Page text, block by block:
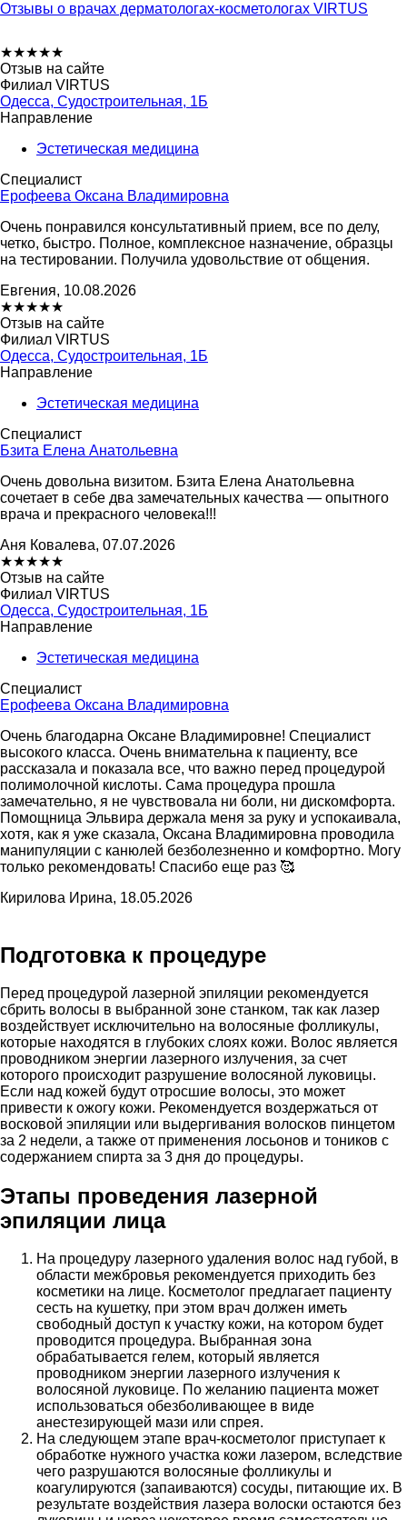
Отзывы о врачах дерматологах-косметологах VIRTUS
★★★★★
Отзыв на сайте
Филиал VIRTUS
Одесса, Судостроительная, 1Б
Направление
Эстетическая медицина
Специалист
Ерофеева Оксана Владимировна
Очень понравился консультативный прием, все по делу,
четко, быстро. Полное, комплексное назначение, образцы
на тестировании. Получила удовольствие от общения.
Евгения, 10.08.2026
★★★★★
Отзыв на сайте
Филиал VIRTUS
Одесса, Судостроительная, 1Б
Направление
Эстетическая медицина
Специалист
Бзита Елена Анатольевна
Очень довольна визитом. Бзита Елена Анатольевна
сочетает в себе два замечательных качества — опытного
врача и прекрасного человека!!!
Аня Ковалева, 07.07.2026
★★★★★
Отзыв на сайте
Филиал VIRTUS
Одесса, Судостроительная, 1Б
Направление
Эстетическая медицина
Специалист
Ерофеева Оксана Владимировна
Очень благодарна Оксане Владимировне! Специалист
высокого класса. Очень внимательна к пациенту, все
рассказала и показала все, что важно перед процедурой
полимолочной кислоты. Сама процедура прошла
замечательно, я не чувствовала ни боли, ни дискомфорта.
Помощница Эльвира держала меня за руку и успокаивала,
хотя, как я уже сказала, Оксана Владимировна проводила
манипуляции с канюлей безболезненно и комфортно. Могу
только рекомендовать! Спасибо еще раз 🥰
Кирилова Ирина, 18.05.2026
Подготовка к процедуре
Перед процедурой лазерной эпиляции рекомендуется
сбрить волосы в выбранной зоне станком, так как лазер
воздействует исключительно на волосяные фолликулы,
которые находятся в глубоких слоях кожи. Волос является
проводником энергии лазерного излучения, за счет
которого происходит разрушение волосяной луковицы.
Если над кожей будут отросшие волосы, это может
привести к ожогу кожи. Рекомендуется воздержаться от
восковой эпиляции или выдергивания волосков пинцетом
за 2 недели, а также от применения лосьонов и тоников с
содержанием спирта за 3 дня до процедуры.
Этапы проведения лазерной
эпиляции лица
На процедуру лазерного удаления волос над губой, в
области межбровья рекомендуется приходить без
косметики на лице. Косметолог предлагает пациенту
сесть на кушетку, при этом врач должен иметь
свободный доступ к участку кожи, на котором будет
проводится процедура. Выбранная зона
обрабатывается гелем, который является
проводником энергии лазерного излучения к
волосяной луковице. По желанию пациента может
использоваться обезболивающее в виде
анестезирующей мази или спрея.
На следующем этапе врач-косметолог приступает к
обработке нужного участка кожи лазером, вследствие
чего разрушаются волосяные фолликулы и
коагулируются (запаиваются) сосуды, питающие их. В
результате воздействия лазера волоски остаются без